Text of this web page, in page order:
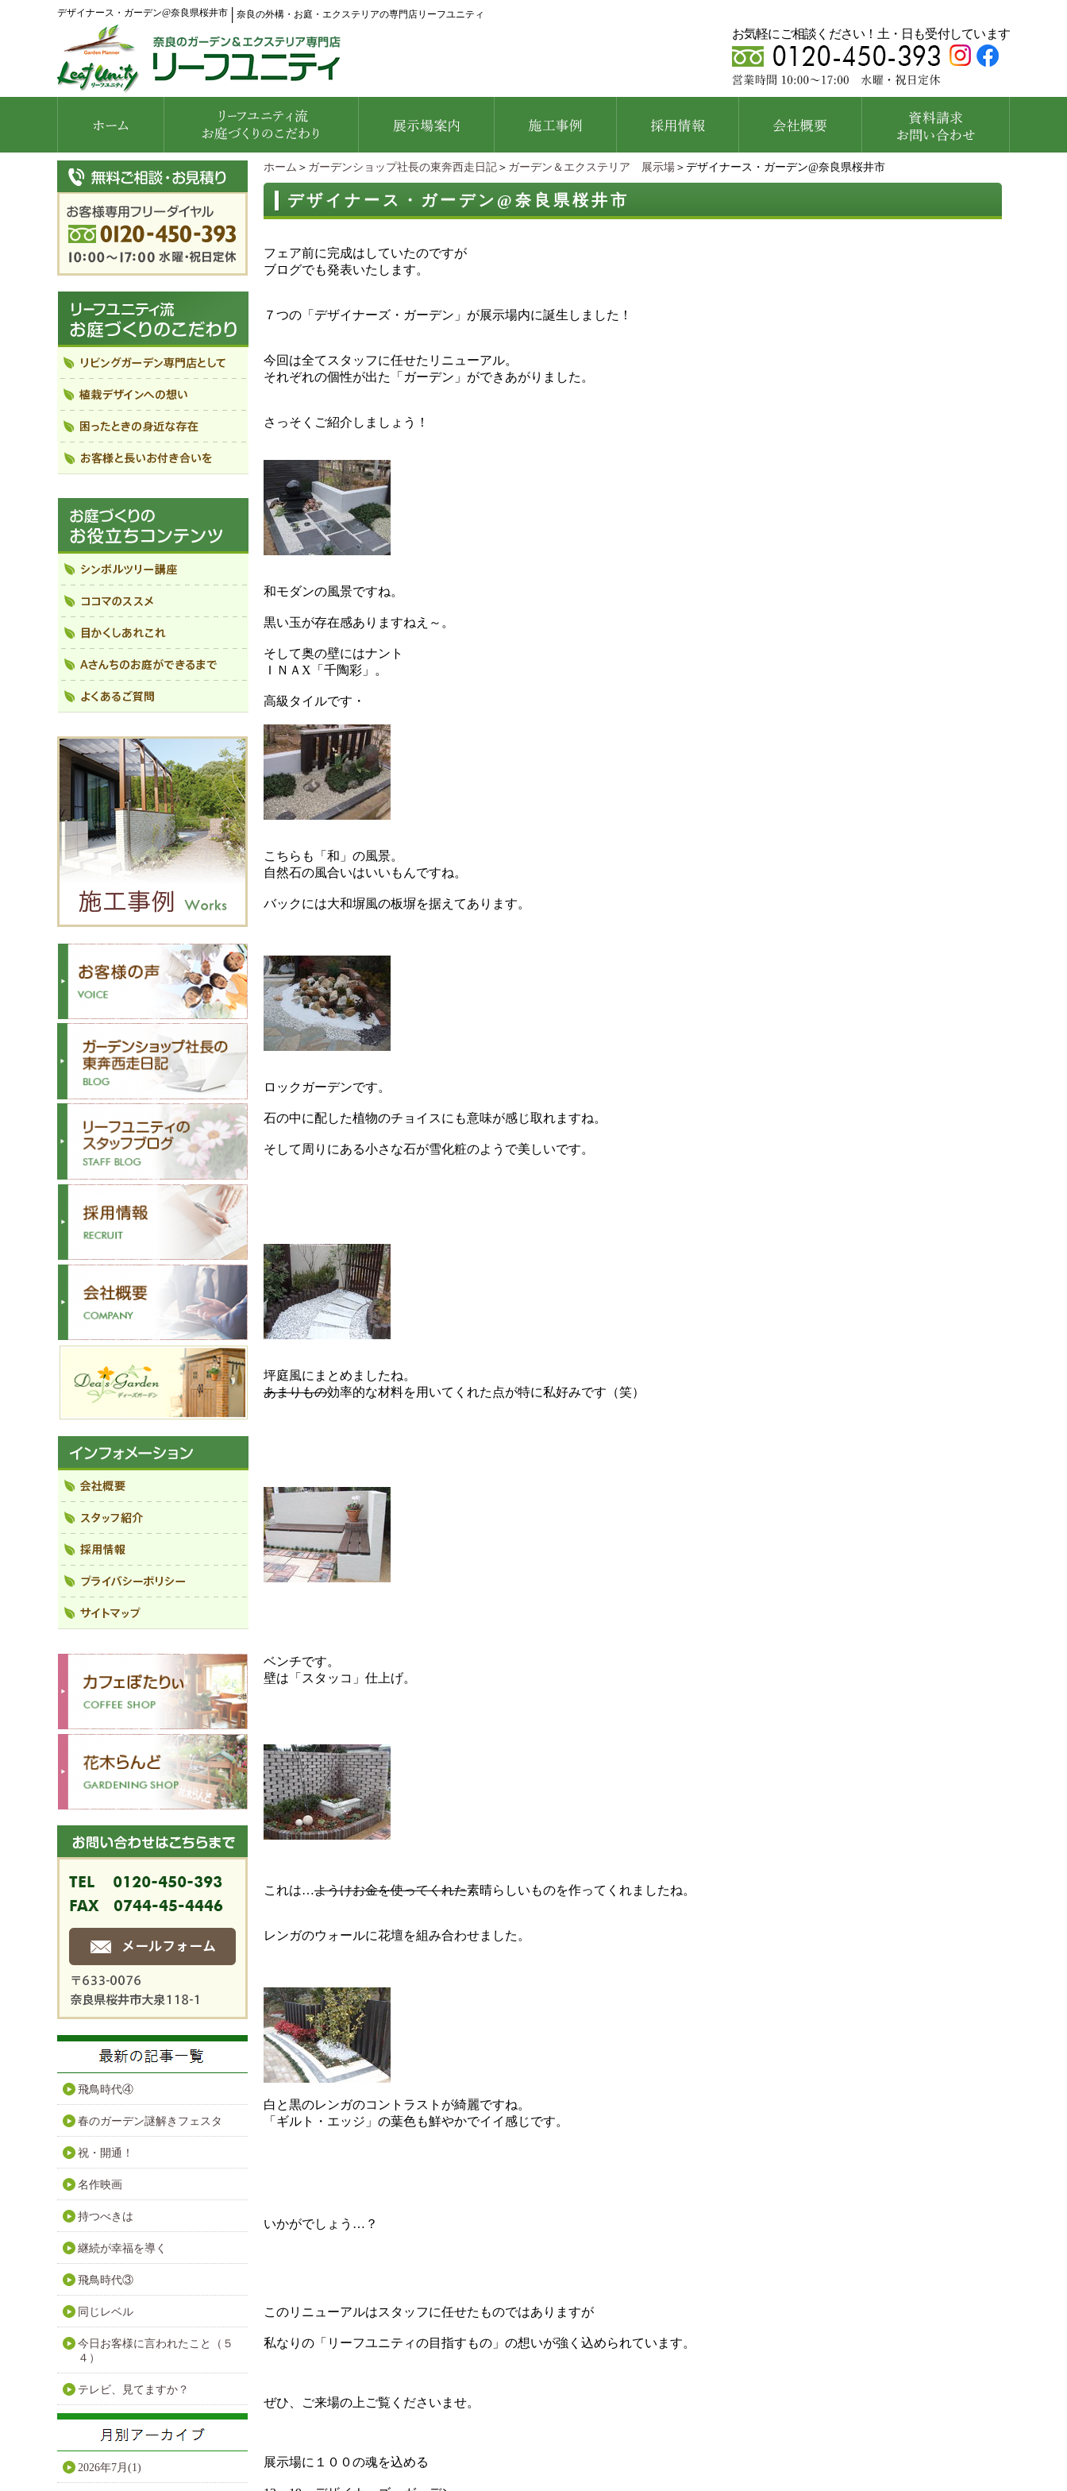
デザイナース・ガーデン@奈良県桜井市 奈良の外構・お庭・エクステリアの専門店リーフユニティ
お気軽にご相談ください！土・日も受付しています
ホーム ＞ ガーデンショップ社長の東奔西走日記 ＞ ガーデン＆エクステリア 展示場 ＞デザイナース・ガーデン@奈良県桜井市
デザイナース・ガーデン@奈良県桜井市
フェア前に完成はしていたのですが
ブログでも発表いたします。
７つの「デザイナーズ・ガーデン」が展示場内に誕生しました！
今回は全てスタッフに任せたリニューアル。
それぞれの個性が出た「ガーデン」ができあがりました。
さっそくご紹介しましょう！
和モダンの風景ですね。
黒い玉が存在感ありますねえ～。
そして奥の壁にはナント
ＩＮＡX「千陶彩」。
高級タイルです・
こちらも「和」の風景。
自然石の風合いはいいもんですね。
バックには大和塀風の板塀を据えてあります。
ロックガーデンです。
石の中に配した植物のチョイスにも意味が感じ取れますね。
そして周りにある小さな石が雪化粧のようで美しいです。
坪庭風にまとめましたね。
あまりもの効率的な材料を用いてくれた点が特に私好みです（笑）
ベンチです。
壁は「スタッコ」仕上げ。
これは…ようけお金を使ってくれた素晴らしいものを作ってくれましたね。
レンガのウォールに花壇を組み合わせました。
白と黒のレンガのコントラストが綺麗ですね。
「ギルト・エッジ」の葉色も鮮やかでイイ感じです。
いかがでしょう…？
このリニューアルはスタッフに任せたものではありますが
私なりの「リーフユニティの目指すもの」の想いが強く込められています。
ぜひ、ご来場の上ご覧くださいませ。
展示場に１００の魂を込める
飛鳥時代④
春のガーデン謎解きフェスタ
祝・開通！
名作映画
持つべきは
継続が幸福を導く
飛鳥時代③
同じレベル
今日お客様に言われたこと（５
４）
テレビ、見てますか？
2026年7月(1)